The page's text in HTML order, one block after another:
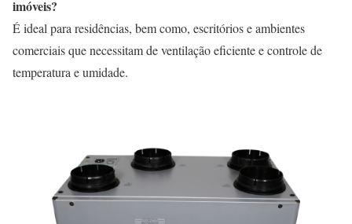
imóveis?
É ideal para residências, bem como, escritórios e ambientes
comerciais que necessitam de ventilação eficiente e controle de
temperatura e umidade.